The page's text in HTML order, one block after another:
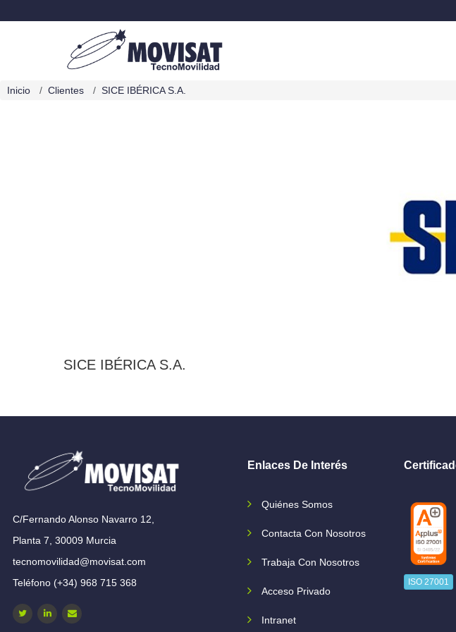
Inicio Clientes SICE IBÉRICA S.A.
SICE IBÉRICA S.A.
C/Fernando Alonso Navarro 12,
Planta 7, 30009 Murcia
tecnomovilidad@movisat.com
Teléfono (+34) 968 715 368
Enlaces De Interés
Quiénes Somos
Contacta Con Nosotros
Trabaja Con Nosotros
Acceso Privado
Intranet
ISO 27001